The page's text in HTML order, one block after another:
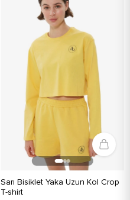
Sarı Bisiklet Yaka Uzun Kol Crop
T-shirt